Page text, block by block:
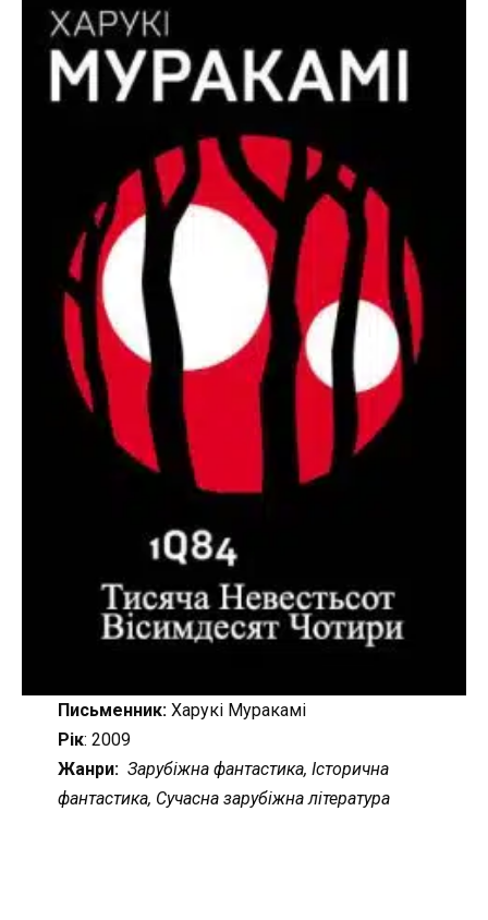
Письменник:Харукі Муракамі
Рік: 2009
Жанри: Зарубіжна фантастика, Історична
фантастика, Сучасна зарубіжна література